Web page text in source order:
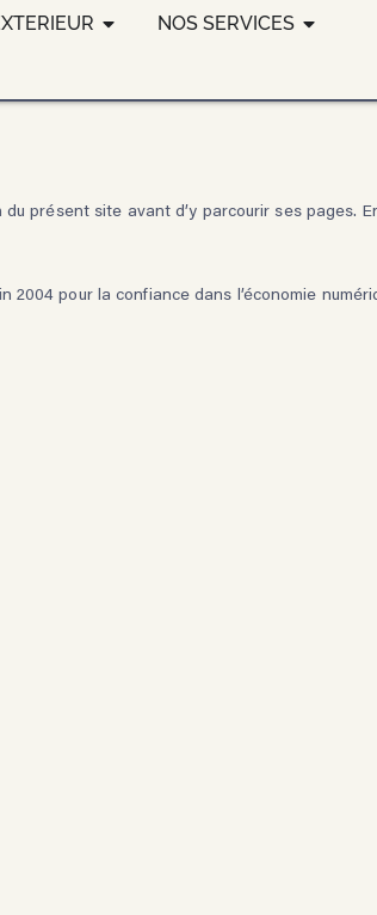
INTERIEUROUVRIR EXTERIEUR
NOS SERVICES
présent site avant d’y parcourir ses pages.
2004 pour la confiance dans l’économie